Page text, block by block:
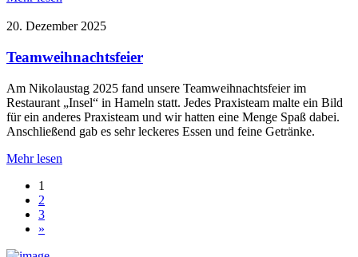
20. Dezember 2025
Teamweihnachtsfeier
Am Nikolaustag 2025 fand unsere Teamweihnachtsfeier im
Restaurant „Insel“ in Hameln statt. Jedes Praxisteam malte ein Bild
für ein anderes Praxisteam und wir hatten eine Menge Spaß dabei.
Anschließend gab es sehr leckeres Essen und feine Getränke.
Mehr lesen
1
2
3
»